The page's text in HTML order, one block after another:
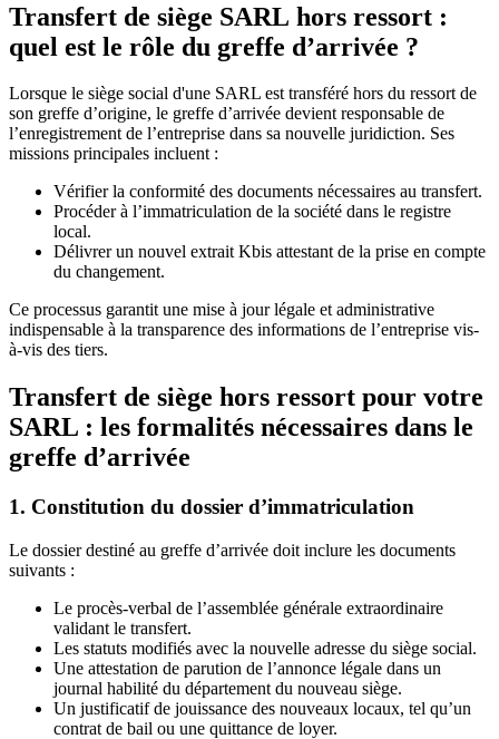
Transfert de siège SARL hors ressort :
quel est le rôle du greffe d’arrivée ?
Lorsque le siège social d'une SARL est transféré hors du ressort de
son greffe d’origine, le greffe d’arrivée devient responsable de
l’enregistrement de l’entreprise dans sa nouvelle juridiction. Ses
missions principales incluent :
Vérifier la conformité des documents nécessaires au transfert.
Procéder à l’immatriculation de la société dans le registre
local.
Délivrer un nouvel extrait Kbis attestant de la prise en compte
du changement.
Ce processus garantit une mise à jour légale et administrative
indispensable à la transparence des informations de l’entreprise vis-
à-vis des tiers.
Transfert de siège hors ressort pour votre
SARL : les formalités nécessaires dans le
greffe d’arrivée
1. Constitution du dossier d’immatriculation
Le dossier destiné au greffe d’arrivée doit inclure les documents
suivants :
Le procès-verbal de l’assemblée générale extraordinaire
validant le transfert.
Les statuts modifiés avec la nouvelle adresse du siège social.
Une attestation de parution de l’annonce légale dans un
journal habilité du département du nouveau siège.
Un justificatif de jouissance des nouveaux locaux, tel qu’un
contrat de bail ou une quittance de loyer.